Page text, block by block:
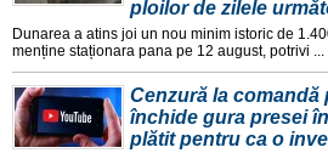
ploilor de zilele
Dunarea a atins joi un nou minim istoric de
menține staționara pana pe 12 august, potrivi ...
Cenzură la comandă
închide gura presei
plătit pentru ca o